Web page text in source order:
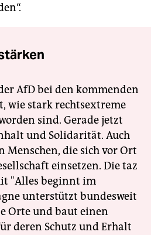
AfD bei den kommenden
wie stark rechtsextreme
sind. Gerade jetzt
und Solidarität. Auch
Menschen, die sich vor Ort
einsetzen. Die taz
"Alles beginnt im
unterstützt bundesweit
Orte und baut einen
deren Schutz und Erhalt